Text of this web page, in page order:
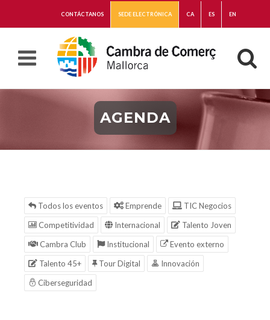
CONTÁCTANOS SEDE ELECTRÓNICA CA ES EN
AGENDA
Todos los eventos Emprende
TIC Negocios
Competitividad
Internacional
Talento Joven
Cambra Club
Institucional
Evento externo
Talento 45+
Tour Digital
Innovación
Ciberseguridad